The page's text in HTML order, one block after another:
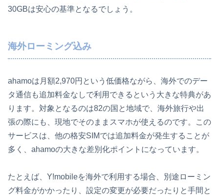
30GBは安心の基準となるでしょう。
海外ローミング込み
ahamoは月額2,970円という低価格ながら、海外でのデー
タ通信も追加料金なしで利用できるという大きな特典があ
ります。対象となるのは82の国と地域で、海外旅行や出
張の際にも、現地でそのままスマホが使えるのです。この
サービスは、他の格安SIMでは追加料金が発生することが
多く、ahamoの大きな差別化ポイントになっています。
たとえば、Y!mobileを海外で利用する場合、別途ローミン
グ料金がかかったり、設定の変更が必要だったりと手間と